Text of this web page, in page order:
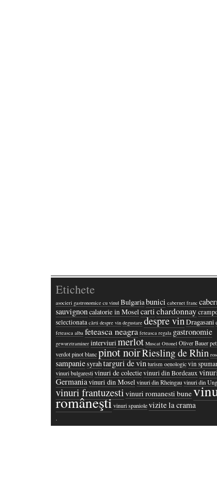
Etichete
asocieri gastronomice cu vinul Bulgariabunici cabernet franc
sauvignoncalatorie in Mosel cartichardonnay
selectionata cărti despre vin degustare despre vinDragasani
feteasca alba feteasca neagra feteasca regala gastronomie
gewurztraminer interviuri merlot Muscat Ottonel Oliver Bauer
verdotpinot blancpinot noirRiesling de Rhin
sampaniesyrahtarguri de vinturism oenologicvin
vinuri bulgarestivinuri de colectievinuri din Bordeaux
Germaniavinuri din Mosel vinuri din Rheingauvinuri din
vinuri frantuzesti vinuri romanesti bune
româneştivinuri spaniolevizite la crama
·